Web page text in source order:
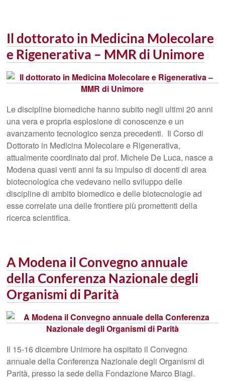
Il dottorato in Medicina Molecolare
e Rigenerativa – MMR di Unimore
Le discipline biomediche hanno subito negli ultimi 20 anni
una vera e propria esplosione di conoscenze e un
avanzamento tecnologico senza precedenti. Il Corso di
Dottorato in Medicina Molecolare e Rigenerativa,
attualmente coordinato dal prof. Michele De Luca, nasce a
Modena quasi venti anni fa su impulso di docenti di area
biotecnologica che vedevano nello sviluppo delle
discipline di ambito biomedico e delle biotecnologie ad
esse correlate una delle frontiere più promettenti della
ricerca scientifica.
A Modena il Convegno annuale
della Conferenza Nazionale degli
Organismi di Parità
Il 15-16 dicembre Unimore ha ospitato il Convegno
annuale della Conferenza Nazionale degli Organismi di
Parità, presso la sede della Fondazione Marco Biagi.